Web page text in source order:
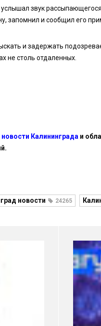
звук
запомнил и сообщил его
и задержать
не столь отдаленных.
новости Калининграда и
новости 24265